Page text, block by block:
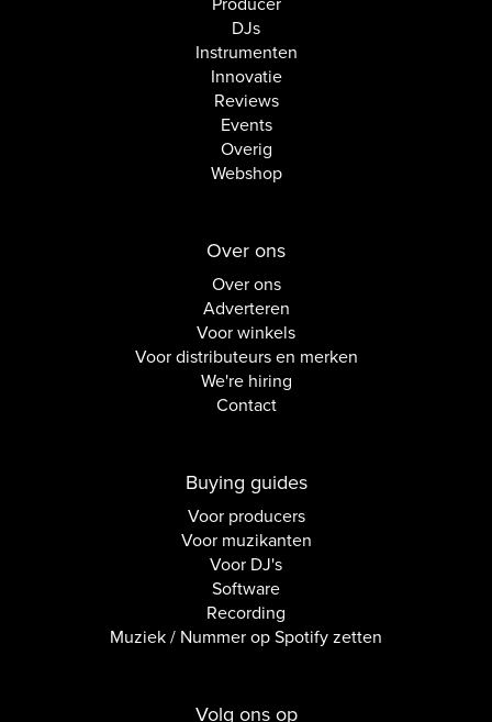
Producer
DJs
Instrumenten
Innovatie
Reviews
Events
Overig
Webshop
Over ons
Over ons
Adverteren
Voor winkels
Voor distributeurs en merken
We're hiring
Contact
Buying guides
Voor producers
Voor muzikanten
Voor DJ's
Software
Recording
Muziek / Nummer op Spotify zetten
Volg ons op